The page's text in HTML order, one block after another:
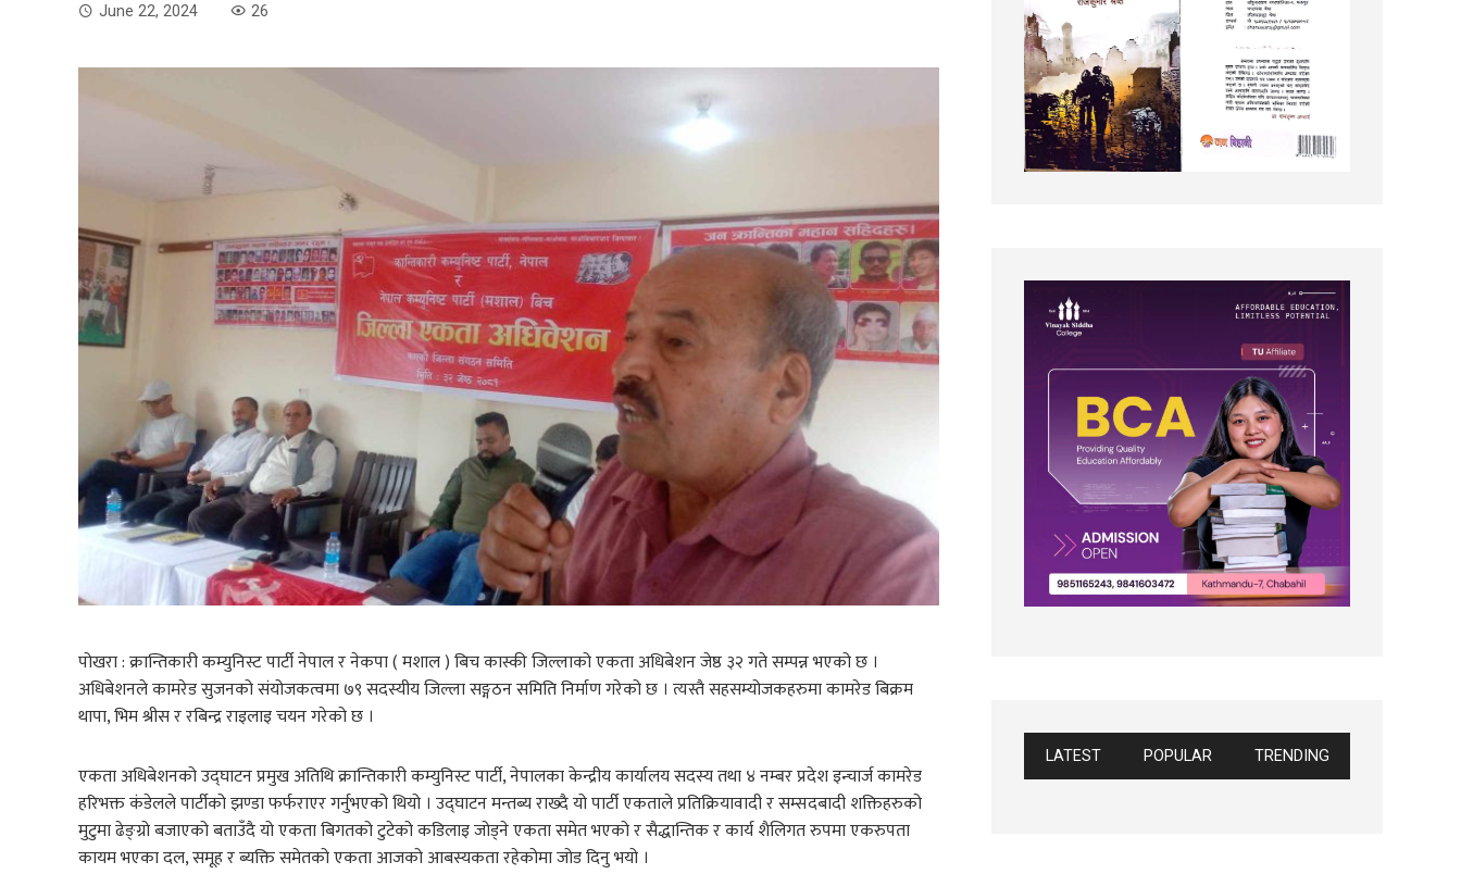
June 22, 2024 26
पोखरा : क्रान्तिकारी कम्युनिस्ट पार्टी नेपाल र नेकपा ( मशाल ) बिच कास्की जिल्लाको एकता अधिबेशन जेष्ठ ३२ गते सम्पन्न भएको छ ।
अधिबेशनले कामरेड सुजनको संयोजकत्वमा ७९ सदस्यीय जिल्ला सङ्गठन समिति निर्माण गरेको छ । त्यस्तै सहसम्योजकहरुमा कामरेड बिक्रम
थापा, भिम श्रीस र रबिन्द्र राइलाइ चयन गरेको छ ।
एकता अधिबेशनको उद्घाटन प्रमुख अतिथि क्रान्तिकारी कम्युनिस्ट पार्टी, नेपालका केन्द्रीय कार्यालय सदस्य तथा ४ नम्बर प्रदेश इन्चार्ज कामरेड
हरिभक्त कंडेलले पार्टीको झण्डा फर्फराएर गर्नुभएको थियो । उद्घाटन मन्तब्य राख्दै यो पार्टी एकताले प्रतिक्रियावादी र सम्सदबादी शक्तिहरुको
मुटुमा ढेङ्ग्रो बजाएको बताउँदै यो एकता बिगतको टुटेको कडिलाइ जोड्ने एकता समेत भएको र सैद्धान्तिक र कार्य शैलिगत रुपमा एकरुपता
कायम भएका दल, समूह र ब्यक्ति समेतको एकता आजको आबस्यकता रहेकोमा जोड दिनु भयो ।
LATEST POPULAR TRENDING